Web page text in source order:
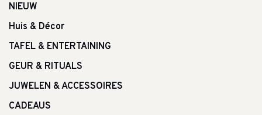
NIEUW
Huis & Décor
TAFEL & ENTERTAINING
GEUR & RITUALS
JUWELEN & ACCESSOIRES
CADEAUS